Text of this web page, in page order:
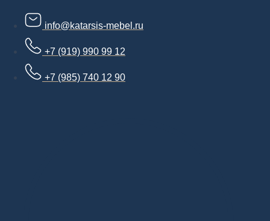
info@katarsis-mebel.ru
+7 (919) 990 99 12
+7 (985) 740 12 90